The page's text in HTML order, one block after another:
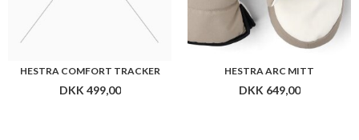
HESTRA COMFORT TRACKER
DKK 499,00
HESTRA ARC MITT
DKK 649,00